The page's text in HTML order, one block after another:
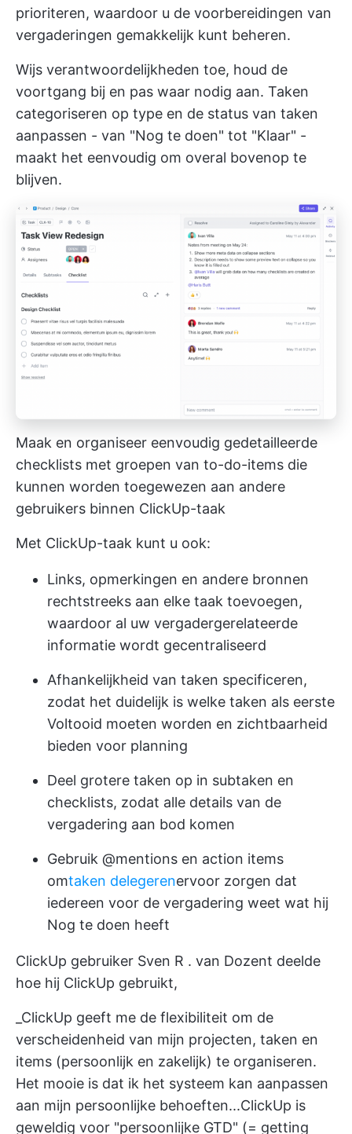
prioriteren, waardoor u de voorbereidingen van
vergaderingen gemakkelijk kunt beheren.
Wijs verantwoordelijkheden toe, houd de
voortgang bij en pas waar nodig aan. Taken
categoriseren op type en de status van taken
aanpassen - van "Nog te doen" tot "Klaar" -
maakt het eenvoudig om overal bovenop te
blijven.
Maak en organiseer eenvoudig gedetailleerde
checklists met groepen van to-do-items die
kunnen worden toegewezen aan andere
gebruikers binnen ClickUp-taak
Met ClickUp-taak kunt u ook:
Links, opmerkingen en andere bronnen
rechtstreeks aan elke taak toevoegen,
waardoor al uw vergadergerelateerde
informatie wordt gecentraliseerd
Afhankelijkheid van taken specificeren,
zodat het duidelijk is welke taken als eerste
Voltooid moeten worden en zichtbaarheid
bieden voor planning
Deel grotere taken op in subtaken en
checklists, zodat alle details van de
vergadering aan bod komen
Gebruik @mentions en action items
omtaken delegerenervoor zorgen dat
iedereen voor de vergadering weet wat hij
Nog te doen heeft
ClickUp gebruiker Sven R . van Dozent deelde
hoe hij ClickUp gebruikt,
_ClickUp geeft me de flexibiliteit om de
verscheidenheid van mijn projecten, taken en
items (persoonlijk en zakelijk) te organiseren.
Het mooie is dat ik het systeem kan aanpassen
aan mijn persoonlijke behoeften...ClickUp is
geweldig voor "persoonlijke GTD" (= getting